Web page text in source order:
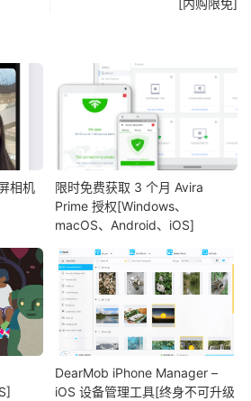
[内购限免]
相机
限时免费获取 3 个月 Avira
Prime 授权[Windows、
macOS、Android、iOS]
DearMob iPhone Manager –
iOS 设备管理工具[终身不可升级